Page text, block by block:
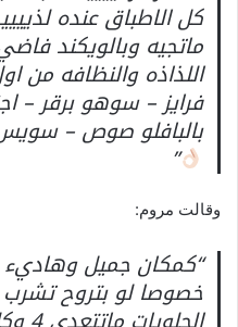
كل الاطباق عنده
ماتجيه وبالويكند
اللذاذه والنظافه من
فرايز – سوهو برقر –
بالبافلو صوص –
”
وقالت مروم:
“كمكان جميل وهاديء
خصوصا لو بتروح